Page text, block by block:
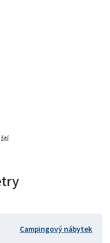
Campingový nábytek